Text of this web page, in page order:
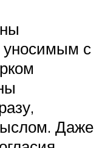
уносимым с
Даже